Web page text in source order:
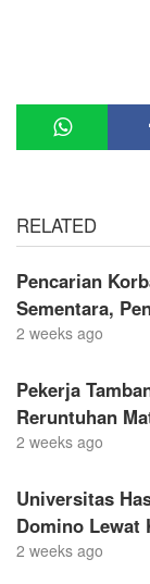
RELATED
Pencarian
Sementara,
2 weeks ago
Pekerja
Reruntuhan
2 weeks ago
Universitas
Domino Lewat
2 weeks ago